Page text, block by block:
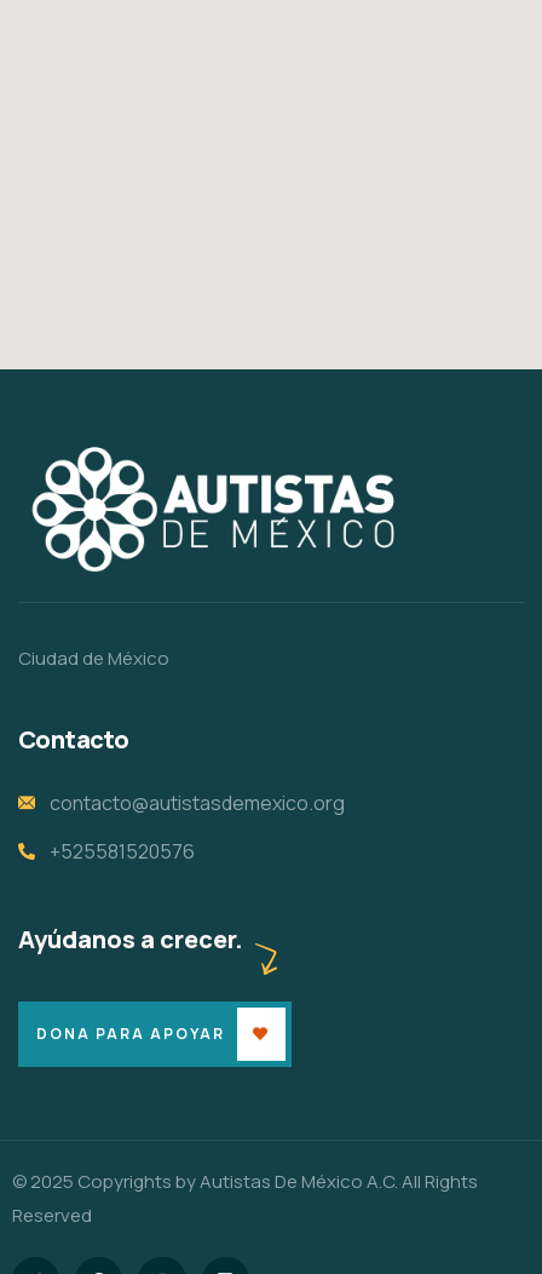
Ciudad de México
Contacto
contacto@autistasdemexico.org
+525581520576
Ayúdanos a crecer.
DONA PARA APOYAR
© 2025 Copyrights by Autistas De México A.C. All Rights
Reserved